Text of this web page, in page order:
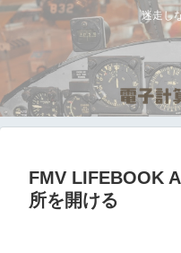
迷走し
FMV LIFEBOOK
所を開ける